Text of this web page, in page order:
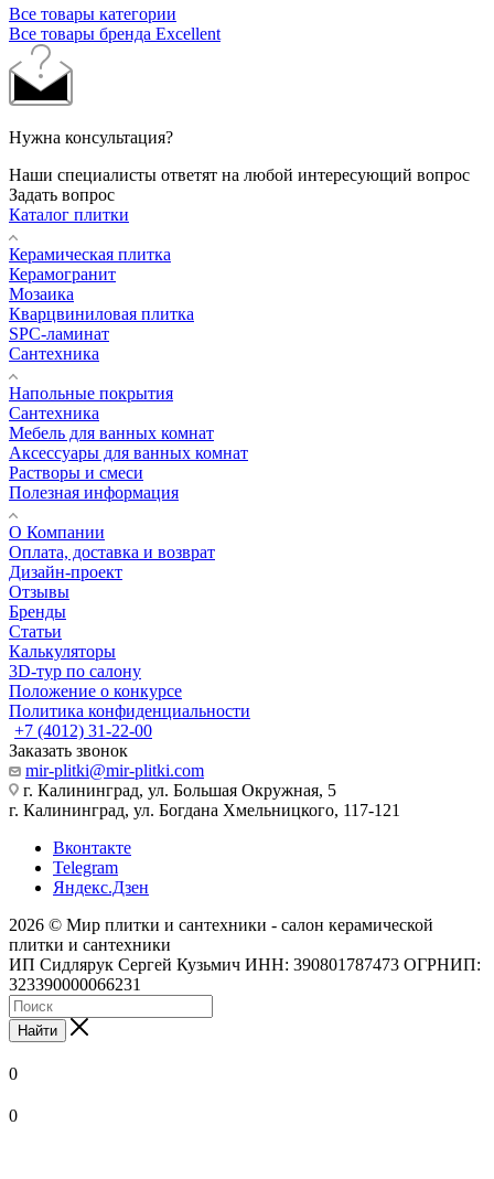
Все товары категории
Все товары бренда Excellent
Нужна консультация?
Наши специалисты ответят на любой интересующий вопрос
Задать вопрос
Каталог плитки
Керамическая плитка
Керамогранит
Мозаика
Кварцвиниловая плитка
SPC-ламинат
Сантехника
Напольные покрытия
Сантехника
Мебель для ванных комнат
Аксессуары для ванных комнат
Растворы и смеси
Полезная информация
О Компании
Оплата, доставка и возврат
Дизайн-проект
Отзывы
Бренды
Статьи
Калькуляторы
3D-тур по салону
Положение о конкурсе
Политика конфиденциальности
+7 (4012) 31-22-00
Заказать звонок
mir-plitki@mir-plitki.com
г. Калининград, ул. Большая Окружная, 5
г. Калининград, ул. Богдана Хмельницкого, 117-121
Вконтакте
Telegram
Яндекс.Дзен
2026 © Мир плитки и сантехники - салон керамической
плитки и сантехники
ИП Сидлярук Сергей Кузьмич ИНН: 390801787473 ОГРНИП:
323390000066231
Найти
0
0